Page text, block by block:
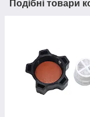
Подібні товари